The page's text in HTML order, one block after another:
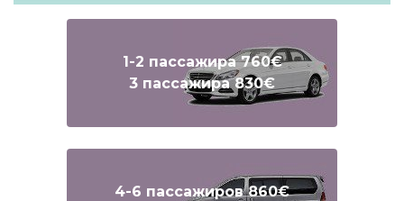
1-2 пассажира 760€
3 пассажира 830€
4-6 пассажиров 860€